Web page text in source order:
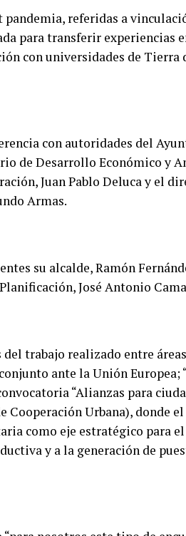
referidas a
para transferir experiencias
con universidades de Tierra
con autoridades del
de Desarrollo Económico y
Juan Pablo Deluca y el
Armas.
su alcalde, Ramón
José Antonio
trabajo realizado entre
ante la Unión
“Alianzas para
Cooperación Urbana), donde
como eje estratégico para
y a la generación de